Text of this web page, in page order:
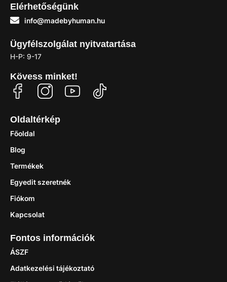
Elérhetőségünk
info@madebyhuman.hu
Ügyfélszolgálat nyitvatartása
H-P: 9-17
Kövess minket!
Oldaltérkép
Főoldal
Blog
Termékek
Egyedit szeretnék
Fiókom
Kapcsolat
Fontos információk
ÁSZF
Adatkezelési tájékoztató